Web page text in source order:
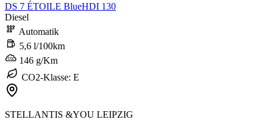
DS 7 ÉTOILE BlueHDI 130
Diesel
Automatik
5,6 l/100km
146 g/Km
CO2-Klasse: E
STELLANTIS &YOU LEIPZIG